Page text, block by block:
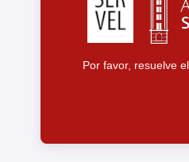
Por favor, resuelve